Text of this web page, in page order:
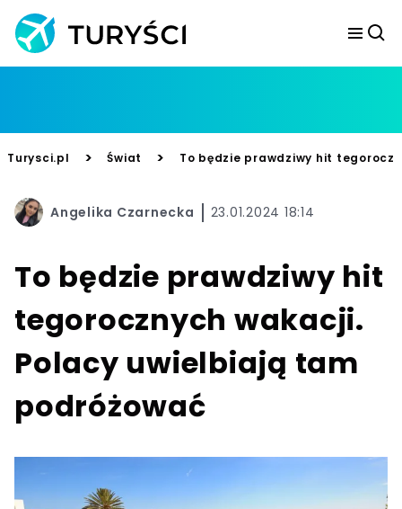
Turysci.pl > Świat > To będzie prawdziwy hit
Angelika Czarnecka 23.01.2024 18:14
To będzie prawdziwy hit
tegorocznych wakacji.
Polacy uwielbiają tam
podróżować